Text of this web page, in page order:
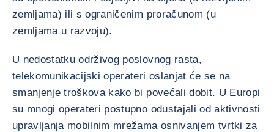
zemljama) ili s ograničenim proračunom (u
zemljama u razvoju).
U nedostatku održivog poslovnog rasta,
telekomunikacijski operateri oslanjat će se na
smanjenje troškova kako bi povećali dobit. U Europi
su mnogi operateri postupno odustajali od aktivnosti
upravljanja mobilnim mrežama osnivanjem tvrtki za